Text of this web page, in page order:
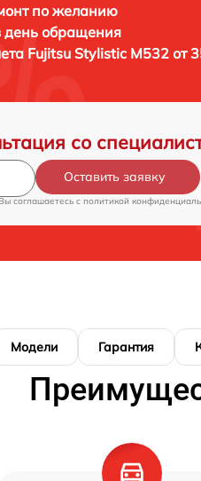
по желанию
день обращения
Fujitsu Stylistic M532 от
со
Оставить заявку
соглашаетесь c политикой
Модели Гарантия